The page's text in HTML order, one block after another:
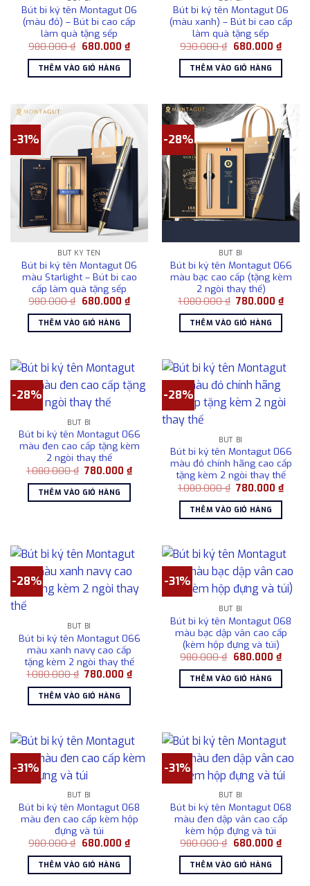
Bút bi ký tên Montagut 06
(màu đỏ) – Bút bi cao cấp
làm quà tặng sếp
980.000₫ Giá
là:
980.000 ₫.
680.000 ₫Giá
hiện
tại
680.000 ₫.
THÊM VÀO GIỎ HÀNG
Bút bi ký tên Montagut 06
(màu xanh) – Bút bi cao cấp
làm quà tặng sếp
930.000₫ Giá
là:
930.000 ₫.
680.000 ₫Giá
hiện
tại
THÊM VÀO GIỎ HÀNG
-31%
BÚT KÝ TÊN
Bút bi ký tên Montagut 06
màu Starlight – Bút bi cao
cấp làm quà tặng sếp
980.000₫ Giá
là:
980.000 ₫.
680.000 ₫Giá
tại
THÊM VÀO GIỎ HÀNG
-28%
BÚT BI
Bút bi ký tên Montagut 066
màu bạc cao cấp (tặng kèm
2 ngòi thay thế)
1.080.000₫ Giá
là:
1.080.000 ₫.
780.000₫Giá
THÊM VÀO GIỎ HÀNG
-28%
BÚT BI
Bút bi ký tên Montagut 066
màu đen cao cấp tặng kèm
2 ngòi thay thế
1.080.000₫ Giá
là:
1.080.000 ₫.
780.000₫Giá
hiện
THÊM VÀO GIỎ HÀNG
-28%
BÚT BI
Bút bi ký tên Montagut 066
màu đỏ chính hãng cao cấp
tặng kèm 2 ngòi thay thế
1.080.000₫ Giá
là:
1.080.000 ₫.
780.000₫Giá
hiện
THÊM VÀO GIỎ HÀNG
-28%
BÚT BI
Bút bi ký tên Montagut 066
màu xanh navy cao cấp
tặng kèm 2 ngòi thay thế
1.080.000₫ Giá
là:
1.080.000 ₫.
780.000₫Giá
hiện
THÊM VÀO GIỎ HÀNG
-31%
BÚT BI
Bút bi ký tên Montagut 068
màu bạc dập vân cao cấp
(kèm hộp đựng và túi)
980.000₫ Giá
là:
980.000 ₫.
680.000 ₫Giá
hiện
tại
THÊM VÀO GIỎ HÀNG
-31%
BÚT BI
Bút bi ký tên Montagut 068
màu đen cao cấp kèm hộp
đựng và túi
980.000₫ Giá
là:
980.000 ₫.
680.000 ₫Giá
hiện
tại
680.000 ₫.
THÊM VÀO GIỎ HÀNG
-31%
BÚT BI
Bút bi ký tên Montagut 068
màu đen dập vân cao cấp
kèm hộp đựng và túi
980.000₫ Giá
là:
980.000 ₫.
680.000 ₫Giá
hiện
tại
THÊM VÀO GIỎ HÀNG